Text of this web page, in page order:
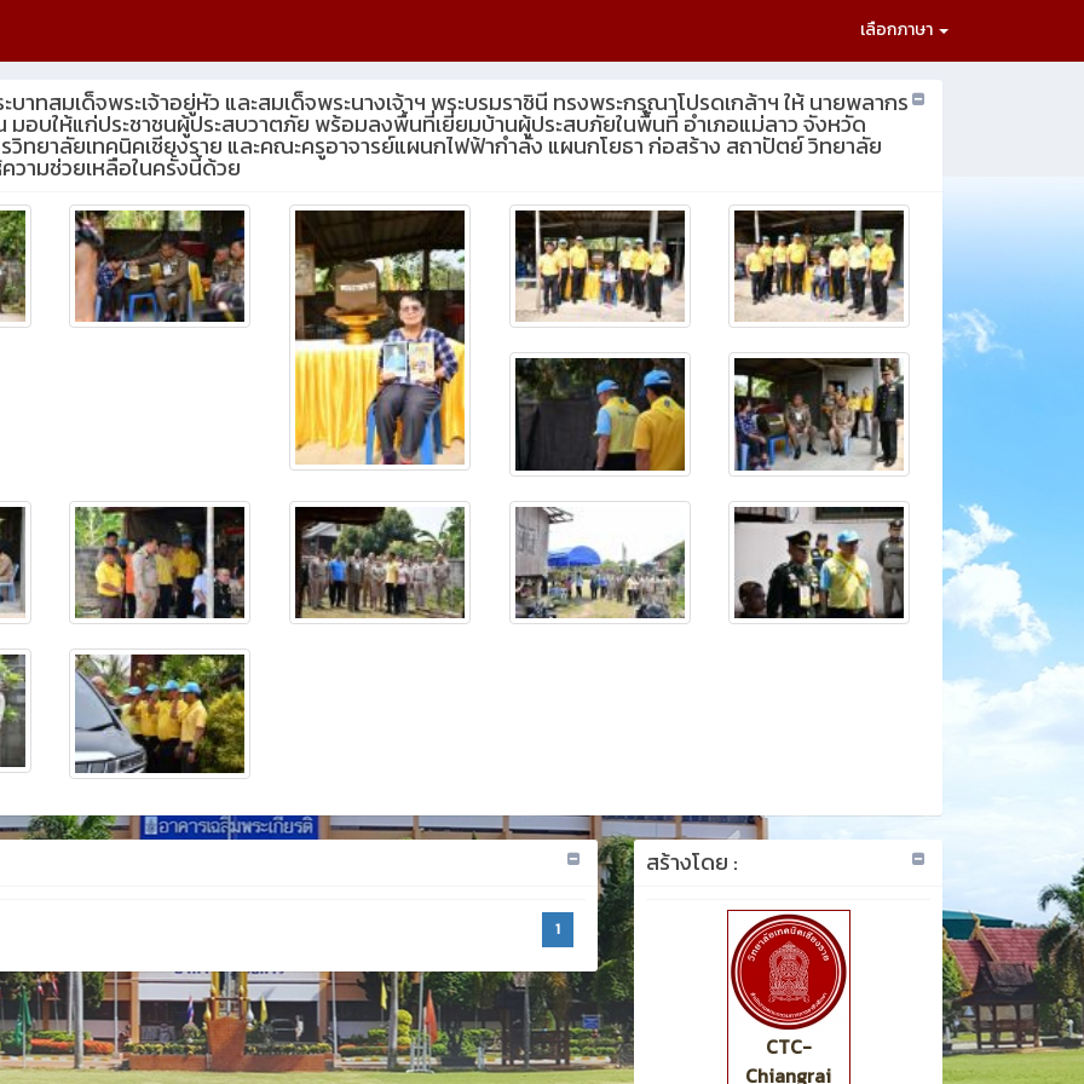
เลือกภาษา
าทสมเด็จพระเจ้าอยู่หัว และสมเด็จพระนางเจ้าฯ พระบรมราชินี ทรงพระกรุณาโปรดเกล้าฯ ให้ นายพลากร
อบให้แก่ประชาชนผู้ประสบวาตภัย พร้อมลงพื้นที่เยี่ยมบ้านผู้ประสบภัยในพื้นที่ อำเภอแม่ลาว จังหวัด
วิทยาลัยเทคนิคเชียงราย และคณะครูอาจารย์แผนกไฟฟ้ากำลัง แผนกโยธา ก่อสร้าง สถาปัตย์ วิทยาลัย
วามช่วยเหลือในครั้งนี้ด้วย
1
สร้างโดย :
CTC-
Chiangrai